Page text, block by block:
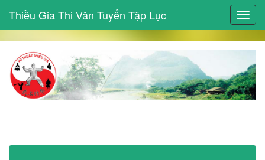
Thiều Gia Thi Văn Tuyển Tập Lục